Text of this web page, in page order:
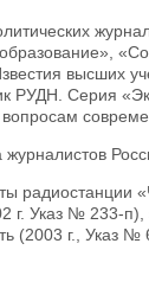
высших
РУДН. Серия
радиостанции
г. Указ № 233-
(2003 г.,